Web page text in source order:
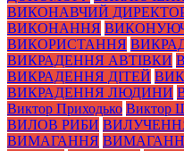
ВИКОНАВЧИЙ
ВИКОНАННЯ
ВИКОРИСТАННЯ
ВИКРАДЕННЯ АВТІВКИ
ВИКРАДЕННЯ ДІТЕЙ
ВИКРАДЕННЯ ЛЮДИНИ
Виктор Приходько Виктор
ВИЛОВ РИБИ
ВИМАГАННЯ